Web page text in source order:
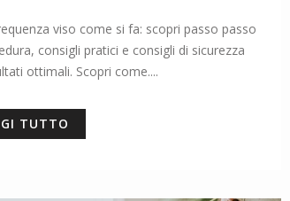
viso come si fa: scopri passo passo
consigli pratici e consigli di sicurezza
ottimali. Scopri come....
TUTTO